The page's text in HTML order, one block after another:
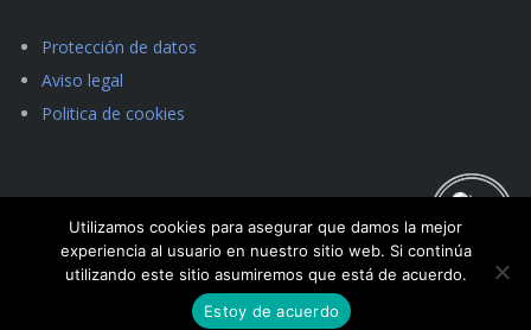
Protección de datos
Aviso legal
Politica de cookies
Utilizamos cookies para asegurar que damos la mejor
experiencia al usuario en nuestro sitio web. Si continúa
utilizando este sitio asumiremos que está de acuerdo.
Estoy de acuerdo